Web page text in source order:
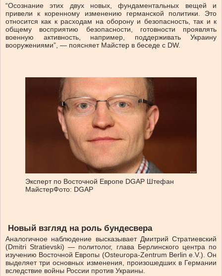
“Осознание этих двух новых, фундаментальных вещей и
привели к коренному изменению германской политики. Это
относится как к расходам на оборону и безопасность, так и к
общему восприятию безопасности, готовности проявлять
военную активность, например, поддерживать Украину
вооружениями”, — поясняет Майстер в беседе с DW.
Эксперт по Восточной Европе DGAP Штефан
МайстерФото: DGAP
Новый взгляд на роль бундесвера
Аналогичное наблюдение высказывает Дмитрий Стратиевский
(Dmitri Stratievski) — политолог, глава Берлинского центра по
изучению Восточной Европы (Osteuropa-Zentrum Berlin e.V.). Он
выделяет три основных изменения, произошедших в Германии
вследствие войны России против Украины.